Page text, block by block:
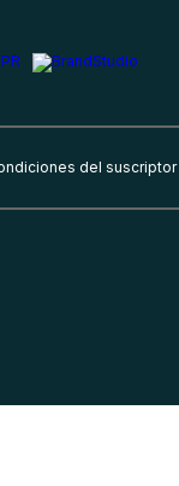
del suscriptor